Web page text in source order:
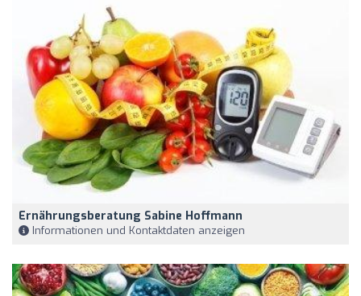
Ernährungsberatung Sabine Hoffmann
Informationen und Kontaktdaten anzeigen